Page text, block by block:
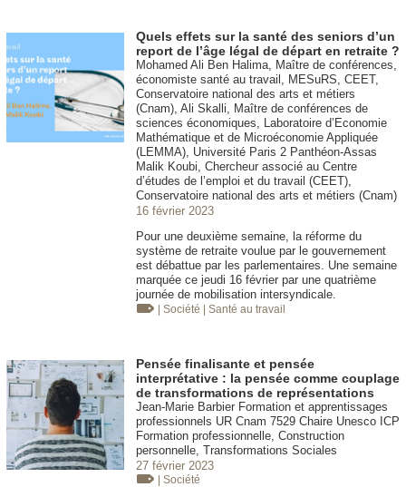
Quels effets sur la santé des seniors d’un
report de l’âge légal de départ en retraite ?
Mohamed Ali Ben Halima, Maître de conférences,
économiste santé au travail, MESuRS, CEET,
Conservatoire national des arts et métiers
(Cnam), Ali Skalli, Maître de conférences de
sciences économiques, Laboratoire d’Economie
Mathématique et de Microéconomie Appliquée
(LEMMA), Université Paris 2 Panthéon-Assas
Malik Koubi, Chercheur associé au Centre
d’études de l’emploi et du travail (CEET),
Conservatoire national des arts et métiers (Cnam)
16 février 2023
Pour une deuxième semaine, la réforme du
système de retraite voulue par le gouvernement
est débattue par les parlementaires. Une semaine
marquée ce jeudi 16 février par une quatrième
journée de mobilisation intersyndicale.
| Société | Santé au travail
Pensée finalisante et pensée
interprétative : la pensée comme couplage
de transformations de représentations
Jean-Marie Barbier Formation et apprentissages
professionnels UR Cnam 7529 Chaire Unesco ICP
Formation professionnelle, Construction
personnelle, Transformations Sociales
27 février 2023
| Société